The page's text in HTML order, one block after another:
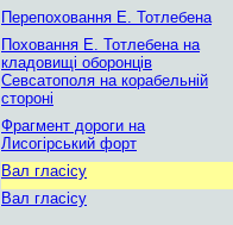
Перепоховання Е. Тотлебена
Поховання Е. Тотлебена на
кладовищі оборонців
Севсатополя на корабельній
стороні
Фрагмент дороги на
Лисогірський форт
Вал гласісу
Вал гласісу